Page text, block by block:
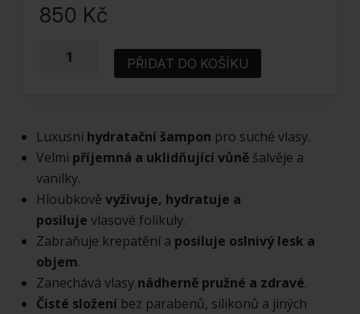
850 Kč
Hydratační
ml
množství
PŘIDAT DO KOŠÍKU
Luxusní hydratační šampon pro suché vlasy.
Velmi příjemná a uklidňující vůněšalvěje a
vanilky.
Hloubkově vyživuje, hydratuje a
posiluje vlasové folikuly.
Zabraňuje krepatění a posiluje oslnivý lesk a
objem.
Zanechává vlasy nádherně pružné a zdravé.
Čisté složeníbez parabenů, silikonů a jiných